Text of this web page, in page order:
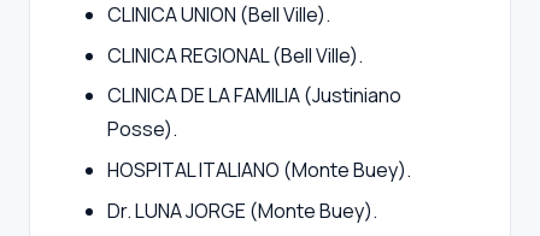
CLINICA UNION (Bell Ville).
CLINICA REGIONAL (Bell Ville).
CLINICA DE LA FAMILIA (Justiniano
Posse).
HOSPITAL ITALIANO (Monte Buey).
Dr. LUNA JORGE (Monte Buey).